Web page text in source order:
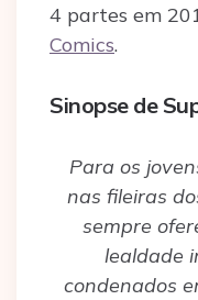
4 partes em
Comics.
Sinopse de
Para os
nas fileiras
sempre
lealdade
condenados